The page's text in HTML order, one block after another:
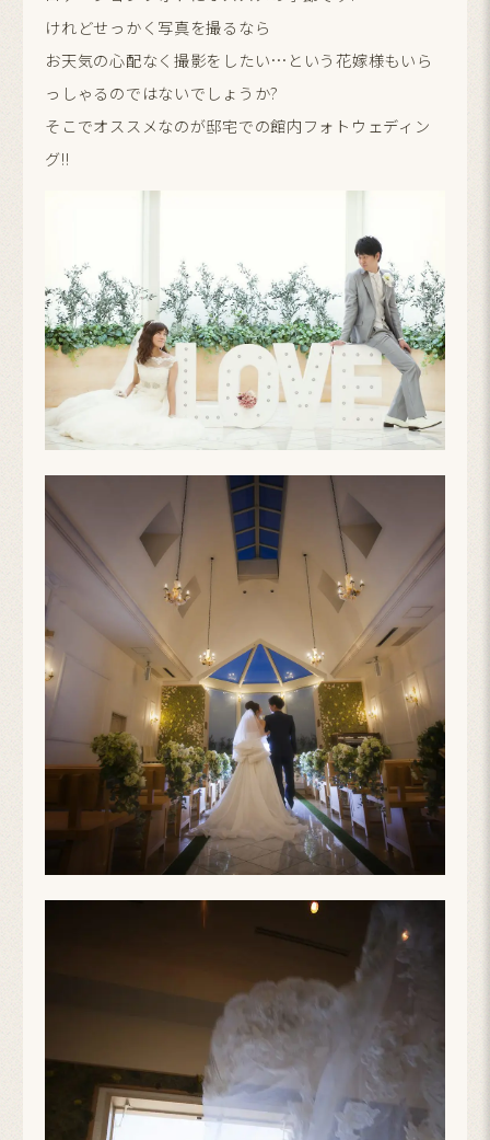
けれどせっかく写真を撮るなら
お天気の心配なく撮影をしたい…という花嫁様もいら
っしゃるのではないでしょうか?
そこでオススメなのが邸宅での館内フォトウェディン
グ!!